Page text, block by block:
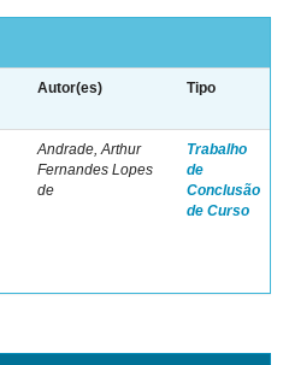
Autor(es) Tipo
Andrade, Arthur
Fernandes Lopes
de
Trabalho
de
Conclusão
de Curso